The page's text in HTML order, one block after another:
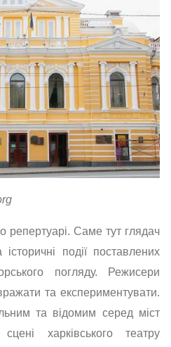
репертуарі. Саме тут глядач
події поставлених
погляду. Режисери
та експериментувати.
та відомим серед міст
харківського театру